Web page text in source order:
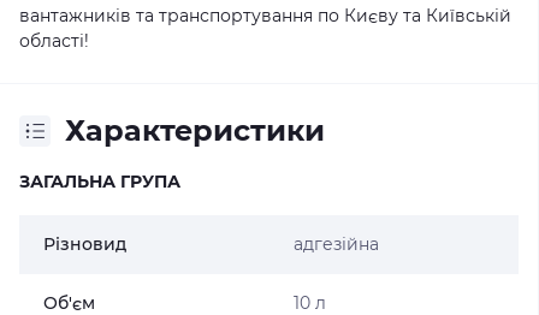
вантажників та транспортування по Києву та Київській
області!
Характеристики
ЗАГАЛЬНА ГРУПА
Різновид адгезійна
Об'єм 10 л